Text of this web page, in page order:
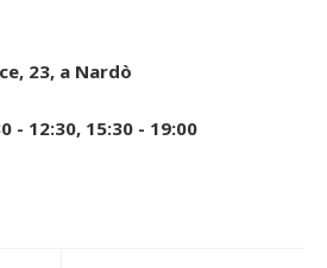
23, a Nardò
- 12:30, 15:30 - 19:00